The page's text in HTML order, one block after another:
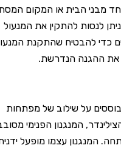
מבני הבית או המקום המסחרי
לנסות להתקין את המנעול
כדי להבטיח שהתקנת המנעול
ההגנה הנדרשת.
על שילוב של מפתחות
המנגנון הפנימי מסובב
עצמו מופעל ידנית